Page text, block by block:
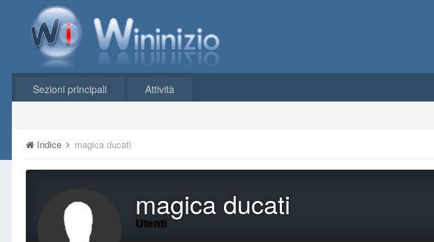
Sezioni principali Attività
Indice magica ducati
magica ducati
Utenti